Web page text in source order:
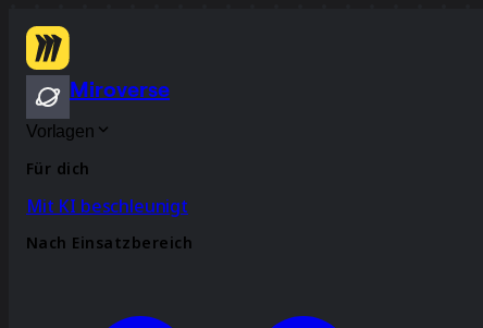
Miroverse
Vorlagen
Für dich
Mit KI beschleunigt
Nach Einsatzbereich